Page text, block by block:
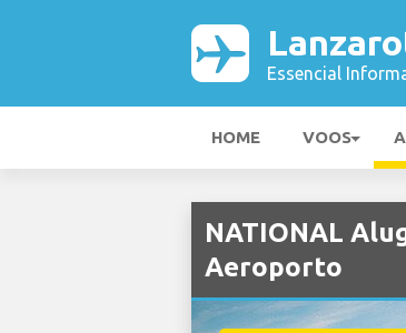
Essencial
HOME VOOS
NATIONAL
Aeroporto